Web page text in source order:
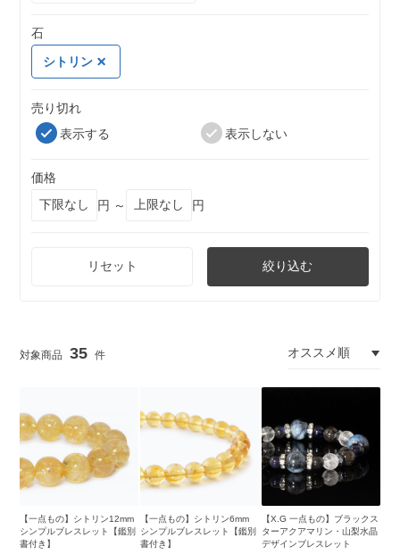
石
シトリン
売り切れ
表示する
表示しない
価格
円 ～
円
リセット 絞り込む
35
【一点もの】シトリン12mm
シンプルブレスレット【鑑別
書付き】
【一点もの】シトリン6mm
シンプルブレスレット【鑑別
書付き】
【X.G 一点もの】ブラックス
ターアクアマリン・山梨水晶
デザインブレスレット